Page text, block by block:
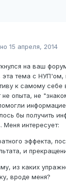
15 апреля, 2014
на ваш
эта тема с НУП'ом,
к самому себе
не опыта, не
бы получить
Меня интересует:
эффекта,
и
из каких
вроде меня?